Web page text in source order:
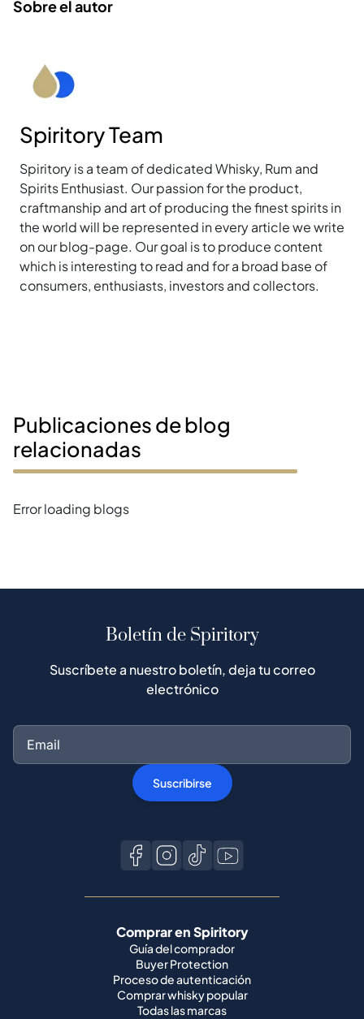
Sobre el autor
Spiritory Team
Spiritory is a team of dedicated Whisky, Rum and
Spirits Enthusiast. Our passion for the product,
craftmanship and art of producing the finest spirits in
the world will be represented in every article we write
on our blog-page. Our goal is to produce content
which is interesting to read and for a broad base of
consumers, enthusiasts, investors and collectors.
Publicaciones de blog
relacionadas
Error loading blogs
Boletín de Spiritory
Suscríbete a nuestro boletín, deja tu correo
electrónico
Suscribirse
Comprar en Spiritory
Guía del comprador
Buyer Protection
Proceso de autenticación
Comprar whisky popular
Todas las marcas